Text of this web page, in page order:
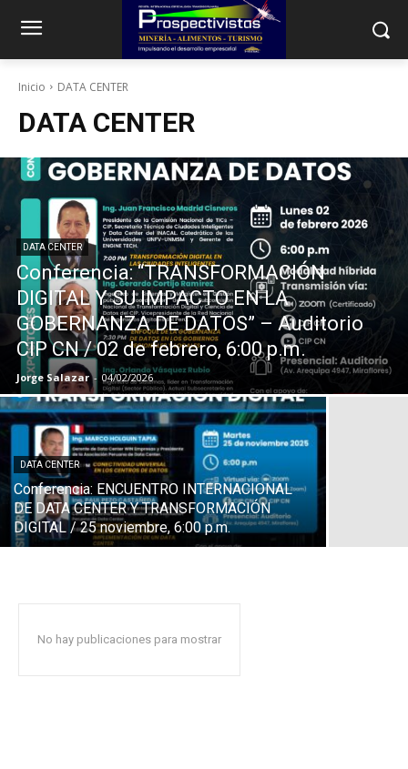
Inicio DATA CENTER
DATA CENTER
DATA CENTER
Conferencia: “TRANSFORMACIÓN
DIGITAL Y SU IMPACTO EN LA
GOBERNANZA DE DATOS” – Auditorio
CIP CN / 02 de febrero, 6:00 p.m.
Jorge Salazar - 04/02/2026
DATA CENTER
Conferencia: ENCUENTRO INTERNACIONAL
DE DATA CENTER Y TRANSFORMACIÓN
DIGITAL / 25 noviembre, 6:00 p.m.
No hay publicaciones para mostrar